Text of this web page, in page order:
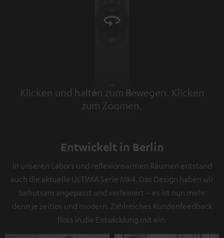
Klicken und halten zum Bewegen. Klicken
zum Zoomen.
Tap to zoom
Entwickelt in Berlin
In unseren Labors und reflexionsarmen Räumen entstand
auch die aktuelle ULTIMA Serie Mk4. Das Design haben wir
behutsam angepasst und verfeinert – es ist nun mehr
denn je zeitlos und modern. Zahlreiches Kundenfeedback
floss in die Entwicklung mit ein.